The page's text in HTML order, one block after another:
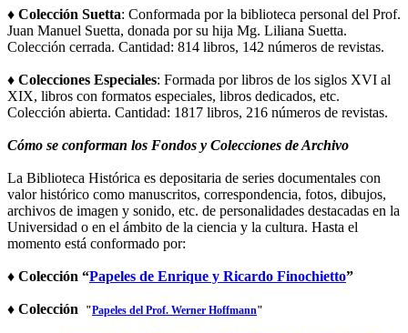
♦ Colección Suetta: Conformada por la biblioteca personal del Prof.
Juan Manuel Suetta, donada por su hija Mg. Liliana Suetta.
Colección cerrada. Cantidad: 814 libros, 142 números de revistas.
♦ Colecciones Especiales: Formada por libros de los siglos XVI al
XIX, libros con formatos especiales, libros dedicados, etc.
Colección abierta. Cantidad: 1817 libros, 216 números de revistas.
Cómo se conforman los Fondos y Colecciones de Archivo
La Biblioteca Histórica es depositaria de series documentales con
valor histórico como manuscritos, correspondencia, fotos, dibujos,
archivos de imagen y sonido, etc. de personalidades destacadas en la
Universidad o en el ámbito de la ciencia y la cultura. Hasta el
momento está conformado por:
♦ Colección “Papeles de Enrique y Ricardo Finochietto”
♦ Colección "Papeles del Prof. Werner Hoffmann"